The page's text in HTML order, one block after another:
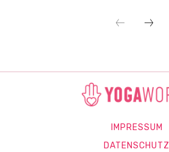
IMPRESSUM
DATENSCHUTZ